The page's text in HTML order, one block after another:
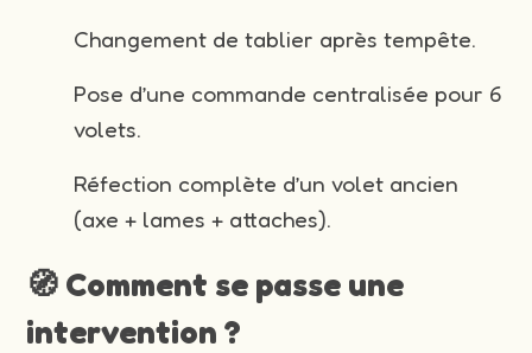
Changement de tablier après tempête.
Pose d’une commande centralisée pour 6
volets.
Réfection complète d’un volet ancien
(axe + lames + attaches).
🧭 Comment se passe une
intervention ?